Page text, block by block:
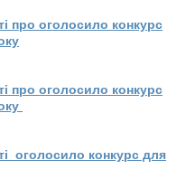
про оголосило конкурс
про оголосило конкурс
оголосило конкурс для